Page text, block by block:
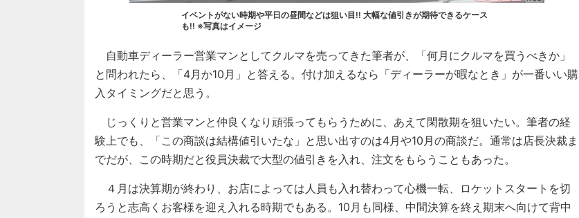
イベントがない時期や平日の昼間などは狙い目!! 大幅な値引きが期待できるケース
も!! ※写真はイメージ
自動車ディーラー営業マンとしてクルマを売ってきた筆者が、「何月にクルマを買うべきか」
と問われたら、「4月か10月」と答える。付け加えるなら「ディーラーが暇なとき」が一番いい購
入タイミングだと思う。
じっくりと営業マンと仲良くなり頑張ってもらうために、あえて閑散期を狙いたい。筆者の経
験上でも、「この商談は結構値引いたな」と思い出すのは4月や10月の商談だ。通常は店長決裁ま
でだが、この時期だと役員決裁で大型の値引きを入れ、注文をもらうこともあった。
４月は決算期が終わり、お店によっては人員も入れ替わって心機一転、ロケットスタートを切
ろうと志高くお客様を迎え入れる時期でもある。10月も同様、中間決算を終え期末へ向けて背中